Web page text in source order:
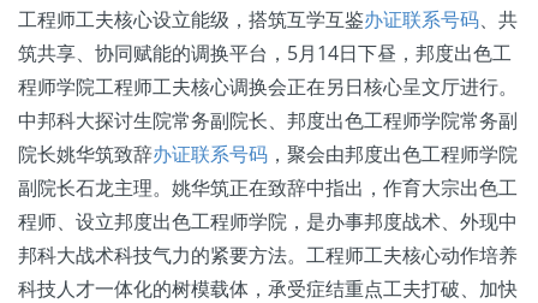
工程师工夫核心设立能级，搭筑互学互鉴办证联系号码、共
筑共享、协同赋能的调换平台，5月14日下昼，邦度出色工
程师学院工程师工夫核心调换会正在另日核心呈文厅进行。
中邦科大探讨生院常务副院长、邦度出色工程师学院常务副
院长姚华筑致辞办证联系号码 ，聚会由邦度出色工程师学院
副院长石龙主理。姚华筑正在致辞中指出，作育大宗出色工
程师、设立邦度出色工程师学院，是办事邦度战术、外现中
邦科大战术科技气力的紧要方法。工程师工夫核心动作培养
科技人才一体化的树模载体，承受症结重点工夫打破、加快